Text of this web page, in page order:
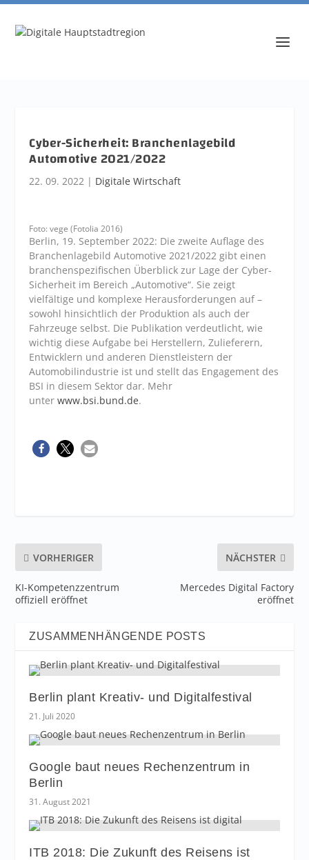
Cyber-Sicherheit: Branchenlagebild
Automotive 2021/2022
22. 09. 2022 | Digitale Wirtschaft
Foto: vege (Fotolia 2016)
Berlin, 19. September 2022: Die zweite Auflage des
Branchenlagebild Automotive 2021/2022 gibt einen
branchenspezifischen Überblick zur Lage der Cyber-
Sicherheit im Bereich „Automotive“. Sie zeigt
vielfältige und komplexe Herausforderungen auf –
sowohl hinsichtlich der Produktion als auch der
Fahrzeuge selbst. Die Publikation verdeutlicht, wie
wichtig diese Aufgabe bei Herstellern, Zulieferern,
Entwicklern und anderen Dienstleistern der
Automobilindustrie ist und stellt das Engagement des
BSI in diesem Sektor dar. Mehr
unterwww.bsi.bund.de.
VORHERIGER
KI-Kompetenzzentrum
offiziell eröffnet
NÄCHSTER
Mercedes Digital Factory
eröffnet
ZUSAMMENHÄNGENDE POSTS
Berlin plant Kreativ- und Digitalfestival
21. Juli 2020
Google baut neues Rechenzentrum in
Berlin
31. August 2021
ITB 2018: Die Zukunft des Reisens ist